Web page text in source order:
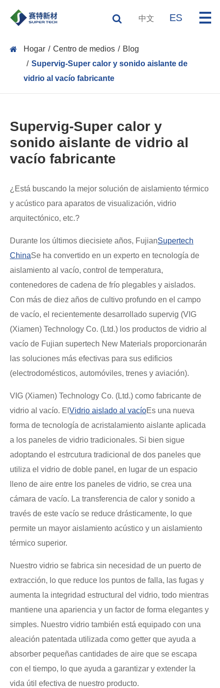
中文 ES
Hogar Centro de medios
Blog
Supervig-Super calor y sonido aislante de
vidrio al vacío fabricante
Supervig-Super calor y
sonido aislante de vidrio al
vacío fabricante
¿Está buscando la mejor solución de aislamiento térmico
y acústico para aparatos de visualización, vidrio
arquitectónico, etc.?
Durante los últimos diecisiete años, FujianSupertech
ChinaSe ha convertido en un experto en tecnología de
aislamiento al vacío, control de temperatura,
contenedores de cadena de frío plegables y aislados.
Con más de diez años de cultivo profundo en el campo
de vacío, el recientemente desarrollado supervig (VIG
(Xiamen) Technology Co. (Ltd.) los productos de vidrio al
vacío de Fujian supertech New Materials proporcionarán
las soluciones más efectivas para sus edificios
(electrodomésticos, automóviles, trenes y aviación).
VIG (Xiamen) Technology Co. (Ltd.) como fabricante de
vidrio al vacío. El Vidrio aislado al vacíoEs una nueva
forma de tecnología de acristalamiento aislante aplicada
a los paneles de vidrio tradicionales. Si bien sigue
adoptando el estrcutura tradicional de dos paneles que
utiliza el vidrio de doble panel, en lugar de un espacio
lleno de aire entre los paneles de vidrio, se crea una
cámara de vacío. La transferencia de calor y sonido a
través de este vacío se reduce drásticamente, lo que
permite un mayor aislamiento acústico y un aislamiento
térmico superior.
Nuestro vidrio se fabrica sin necesidad de un puerto de
extracción, lo que reduce los puntos de falla, las fugas y
aumenta la integridad estructural del vidrio, todo mientras
mantiene una apariencia y un factor de forma elegantes y
simples. Nuestro vidrio también está equipado con una
aleación patentada utilizada como getter que ayuda a
absorber pequeñas cantidades de aire que se escapa
con el tiempo, lo que ayuda a garantizar y extender la
vida útil efectiva de nuestro producto.